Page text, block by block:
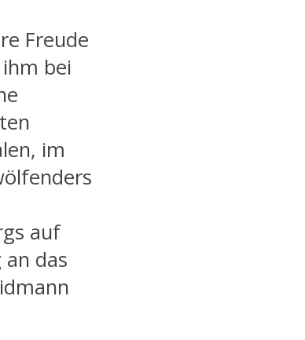
Freude
bei
im
auf
das